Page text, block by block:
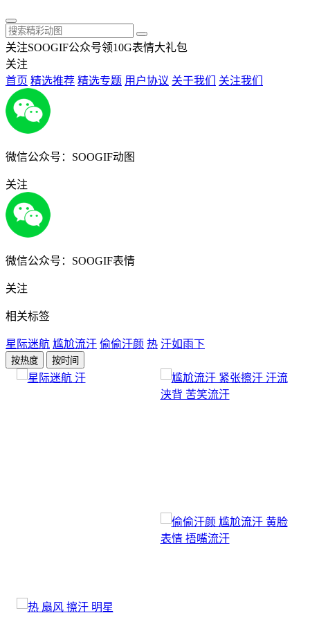
关注SOOGIF公众号领10G表情大礼包
关注
首页 精选推荐 精选专题 用户协议 关于我们 关注我们
微信公众号：SOOGIF动图
关注
微信公众号：SOOGIF表情
关注
相关标签
星际迷航 尴尬流汗 偷偷汗颜 热 汗如雨下
按热度 按时间